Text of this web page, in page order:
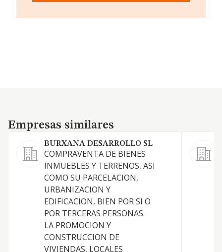
Empresas similares
Empresas similares
BURXANA DESARROLLO SL
COMPRAVENTA DE BIENES
INMUEBLES Y TERRENOS, ASI
COMO SU PARCELACION,
URBANIZACION Y
EDIFICACION, BIEN POR SI O
POR TERCERAS PERSONAS.
LA PROMOCION Y
CONSTRUCCION DE
VIVIENDAS, LOCALES